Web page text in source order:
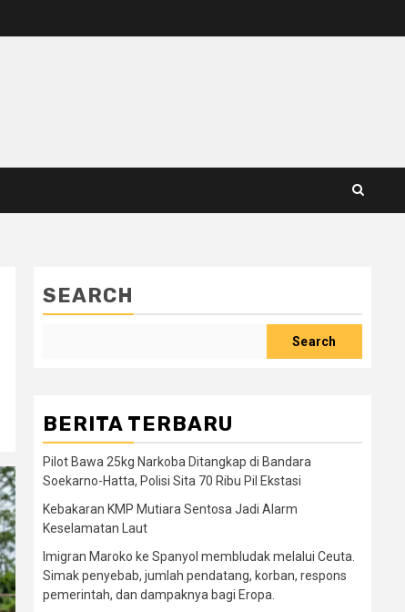
SEARCH
Search
BERITA TERBARU
Pilot Bawa 25kg Narkoba Ditangkap di Bandara
Soekarno-Hatta, Polisi Sita 70 Ribu Pil Ekstasi
Kebakaran KMP Mutiara Sentosa Jadi Alarm
Keselamatan Laut
Imigran Maroko ke Spanyol membludak melalui Ceuta.
Simak penyebab, jumlah pendatang, korban, respons
pemerintah, dan dampaknya bagi Eropa.